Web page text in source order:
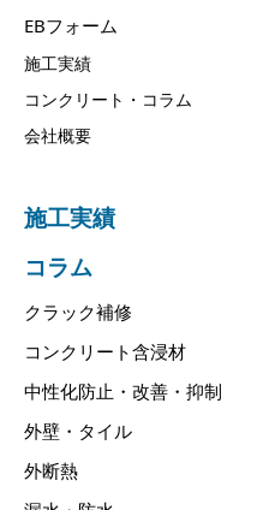
EBフォーム
施工実績
コンクリート・コラム
会社概要
施工実績
コラム
クラック補修
コンクリート含浸材
中性化防止・改善・抑制
外壁・タイル
外断熱